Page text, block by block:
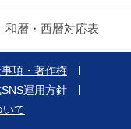
和暦・西暦対応表
項・著作権
運用方針
いて